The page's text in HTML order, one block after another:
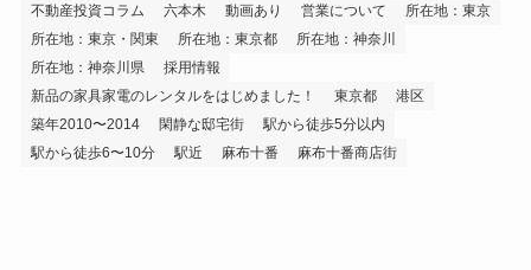
不動産投資コラム
六本木 動画あり 営業について
所在地：東京
所在地：東京・関東
所在地：東京都
所在地：神奈川
所在地：神奈川県
採用情報
新品の家具家電のレンタルをはじめました！
東京都
港区
築年2010〜2014
閑静な邸宅街
駅から徒歩5分以内
駅から徒歩6〜10分
駅近 麻布十番 麻布十番商店街